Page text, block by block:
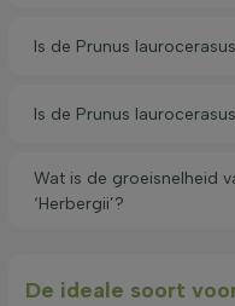
Is de Prunus
Is de Prunus
Wat is de groeisnelheid
‘Herbergii’?
De ideale soort